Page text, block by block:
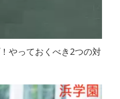
やっておくべき2つの対